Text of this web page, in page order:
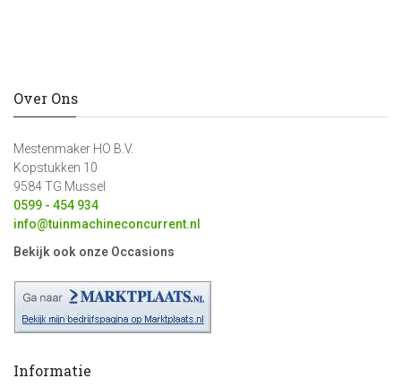
Over Ons
Mestenmaker HO B.V.
Kopstukken 10
9584 TG Mussel
0599 - 454 934
info@tuinmachineconcurrent.nl
Bekijk ook onze Occasions
Informatie